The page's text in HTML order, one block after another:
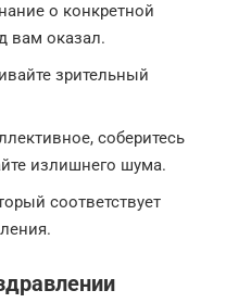
о конкретной
вам оказал.
зрительный
соберитесь
излишнего шума.
соответствует